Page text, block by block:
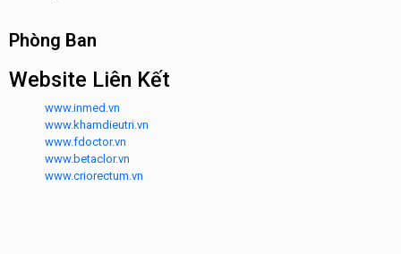
Phòng Ban
Website Liên Kết
www.inmed.vn
www.khamdieutri.vn
www.fdoctor.vn
www.betaclor.vn
www.criorectum.vn